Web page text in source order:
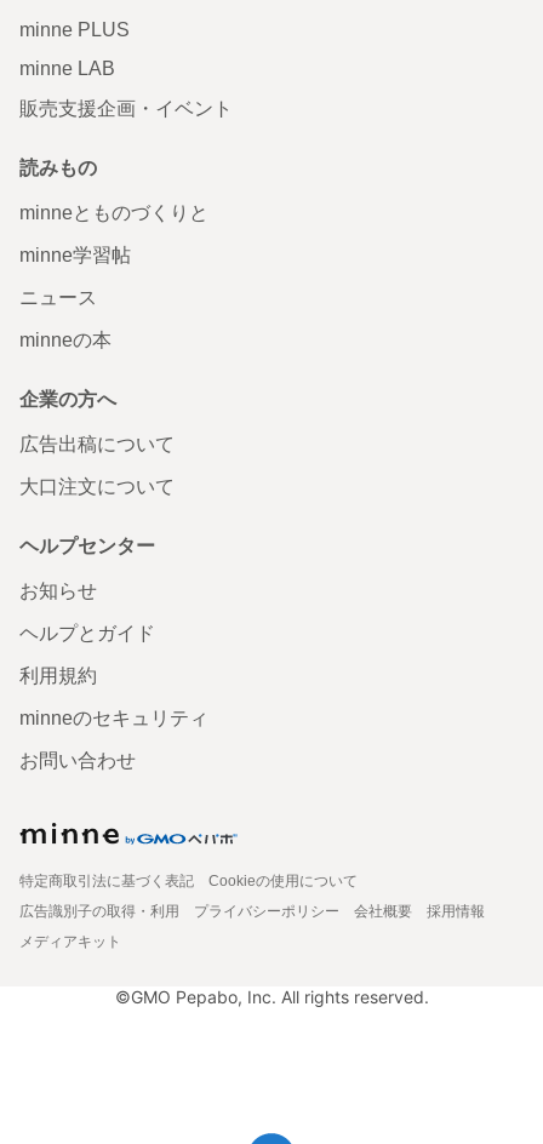
minne PLUS
minne LAB
販売支援企画・イベント
読みもの
minneとものづくりと
minne学習帖
ニュース
minneの本
企業の方へ
広告出稿について
大口注文について
ヘルプセンター
お知らせ
ヘルプとガイド
利用規約
minneのセキュリティ
お問い合わせ
特定商取引法に基づく表記
Cookieの使用について
広告識別子の取得・利用
プライバシーポリシー 会社概要
採用情報
メディアキット
©GMO Pepabo, Inc. All rights reserved.